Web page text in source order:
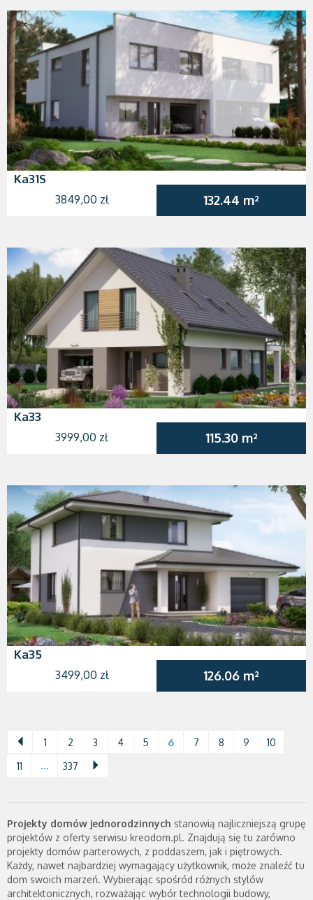
Ka31S
3849,00 zł 132.44 m²
Ka33
3999,00 zł 115.30 m²
Ka35
3499,00 zł 126.06 m²
1 2 3 4 5 6 7 8 9
10
11
... 337
Projekty domów jednorodzinnych stanowią najliczniejszą grupę
projektów z oferty serwisu kreodom.pl. Znajdują się tu zarówno
projekty domów parterowych, z poddaszem, jak i piętrowych.
Każdy, nawet najbardziej wymagający użytkownik, może znaleźć tu
dom swoich marzeń. Wybierając spośród różnych stylów
architektonicznych, rozważając wybór technologii budowy,